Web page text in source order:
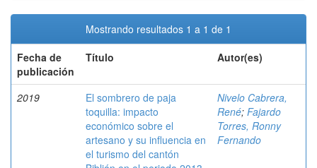
Mostrando resultados 1 a 1 de 1
Fecha de
publicación
Título Autor(es)
2019
El sombrero de paja
toquilla: impacto
económico sobre el
artesano y su influencia en
el turismo del cantón
Nivelo Cabrera,
René; Fajardo
Torres, Ronny
Fernando